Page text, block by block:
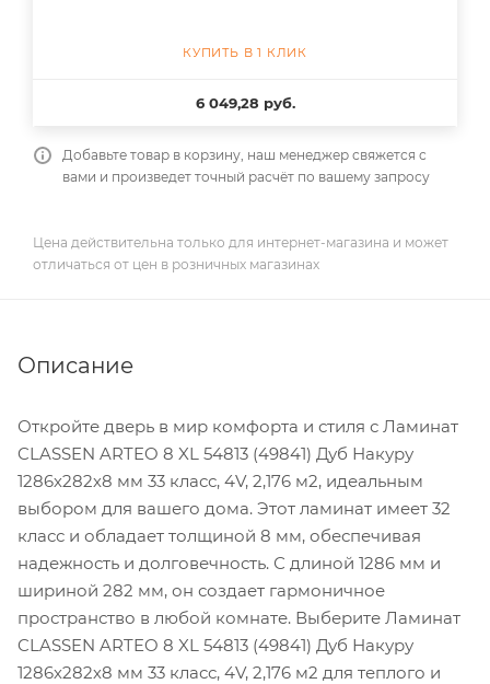
КУПИТЬ В 1 КЛИК
6 049,28 руб.
Добавьте товар в корзину, наш менеджер свяжется с
вами и произведет точный расчёт по вашему запросу
Цена действительна только для интернет-магазина и может
отличаться от цен в розничных магазинах
Описание
Откройте дверь в мир комфорта и стиля с Ламинат
CLASSEN ARTEO 8 XL 54813 (49841) Дуб Накуру
1286х282х8 мм 33 класс, 4V, 2,176 м2, идеальным
выбором для вашего дома. Этот ламинат имеет 32
класс и обладает толщиной 8 мм, обеспечивая
надежность и долговечность. С длиной 1286 мм и
шириной 282 мм, он создает гармоничное
пространство в любой комнате. Выберите Ламинат
CLASSEN ARTEO 8 XL 54813 (49841) Дуб Накуру
1286х282х8 мм 33 класс, 4V, 2,176 м2 для теплого и